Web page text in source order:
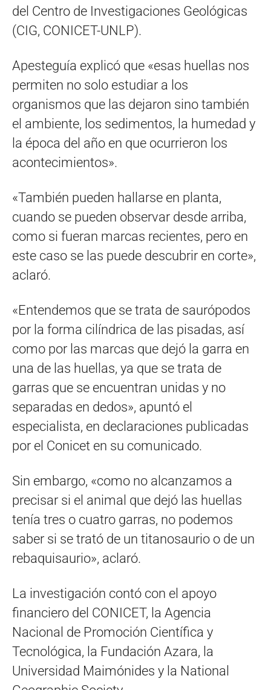
del Centro de Investigaciones Geológicas
(CIG, CONICET-UNLP).
Apesteguía explicó que «esas huellas nos
permiten no solo estudiar a los
organismos que las dejaron sino también
el ambiente, los sedimentos, la humedad y
la época del año en que ocurrieron los
acontecimientos».
«También pueden hallarse en planta,
cuando se pueden observar desde arriba,
como si fueran marcas recientes, pero en
este caso se las puede descubrir en corte»,
aclaró.
«Entendemos que se trata de saurópodos
por la forma cilíndrica de las pisadas, así
como por las marcas que dejó la garra en
una de las huellas, ya que se trata de
garras que se encuentran unidas y no
separadas en dedos», apuntó el
especialista, en declaraciones publicadas
por el Conicet en su comunicado.
Sin embargo, «como no alcanzamos a
precisar si el animal que dejó las huellas
tenía tres o cuatro garras, no podemos
saber si se trató de un titanosaurio o de un
rebaquisaurio», aclaró.
La investigación contó con el apoyo
financiero del CONICET, la Agencia
Nacional de Promoción Científica y
Tecnológica, la Fundación Azara, la
Universidad Maimónides y la National